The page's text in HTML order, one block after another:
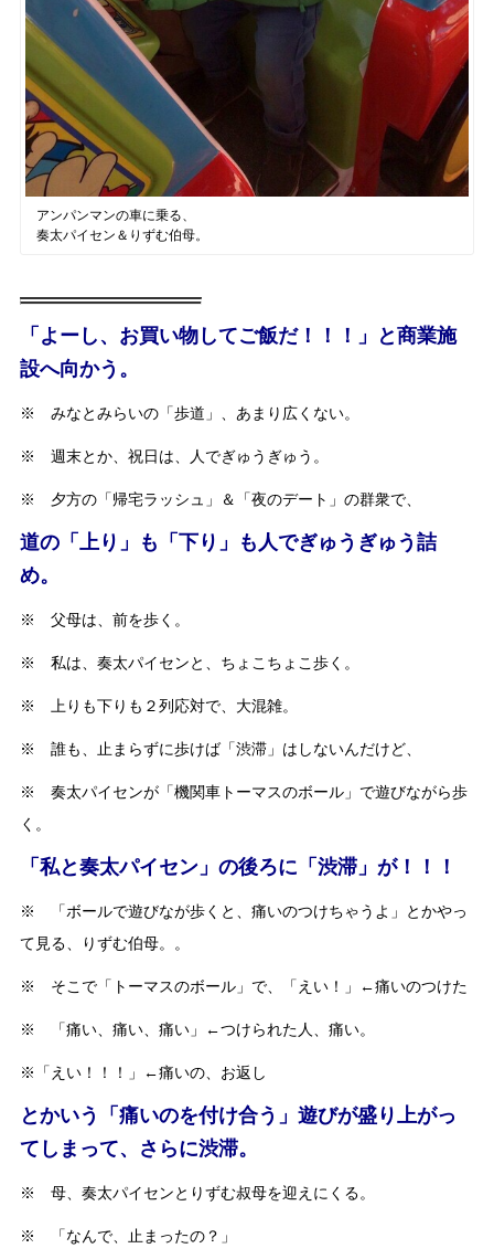
アンパンマンの車に乗る、
奏太パイセン＆りずむ伯母。
「よーし、お買い物してご飯だ！！！」と商業施
設へ向かう。
※ みなとみらいの「歩道」、あまり広くない。
※ 週末とか、祝日は、人でぎゅうぎゅう。
※ 夕方の「帰宅ラッシュ」＆「夜のデート」の群衆で、
道の「上り」も「下り」も人でぎゅうぎゅう詰
め。
※ 父母は、前を歩く。
※ 私は、奏太パイセンと、ちょこちょこ歩く。
※ 上りも下りも２列応対で、大混雑。
※ 誰も、止まらずに歩けば「渋滞」はしないんだけど、
※ 奏太パイセンが「機関車トーマスのボール」で遊びながら歩
く。
「私と奏太パイセン」の後ろに「渋滞」が！！！
※ 「ボールで遊びなが歩くと、痛いのつけちゃうよ」とかやっ
て見る、りずむ伯母。。
※ そこで「トーマスのボール」で、「えい！」←痛いのつけた
※ 「痛い、痛い、痛い」←つけられた人、痛い。
※「えい！！！」←痛いの、お返し
とかいう「痛いのを付け合う」遊びが盛り上がっ
てしまって、さらに渋滞。
※ 母、奏太パイセンとりずむ叔母を迎えにくる。
※ 「なんで、止まったの？」